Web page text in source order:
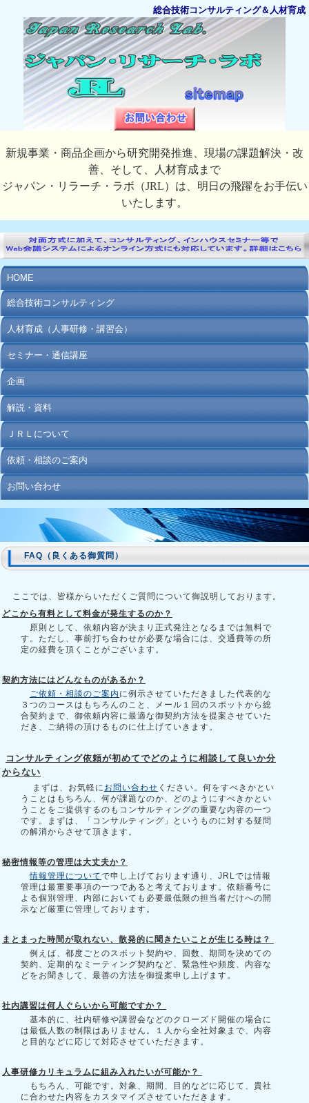
総合技術コンサルティング＆人材育成
新規事業・商品企画から研究開発推進、現場の課題解決・改
善、そして、人材育成まで
ジャパン・リラーチ・ラボ（JRL）は、明日の飛躍をお手伝い
いたします。
HOME
総合技術コンサルティング
人材育成（人事研修・講習会）
セミナー・通信講座
企画
解説・資料
ＪＲＬについて
依頼・相談のご案内
お問い合わせ
FAQ（良くある御質問）
ここでは、皆様からいただくご質問について御説明しております。
どこから有料として料金が発生するのか？
原則として、依頼内容が決まり正式発注となるまでは無料で
す。ただし、事前打ち合わせが必要な場合には、交通費等の所
定の経費を頂くことがございます。
契約方法にはどんなものがあるか？
ご依頼・相談のご案内 に例示させていただきました代表的な
３つのコースはもちろんのこと、メール１回のスポットから総
合契約まで、御依頼内容に最適な御契約方法を提案させていた
だき、ご納得の頂けるものに仕上げていきます。
コンサルティング依頼が初めてでどのように相談して良いか分
からない
まずは、お気軽に お問い合わせ ください。何をすべきかとい
うことはもちろん、何が課題なのか、どのようにすべきかとい
うことをご提供するのもコンサルティングの重要な内容の一つ
です。まずは、「コンサルティング」というものに対する疑問
の解消からさせて頂きます。
秘密情報等の管理は大丈夫か？
情報管理についてで申し上げております通り、JRLでは情報
管理は最重要事項の一つであると考えております。依頼番号に
よる個別管理、内部においても必要最低限の担当者だけへの開
示など厳重に管理しております。
まとまった時間が取れない、散発的に聞きたいことが生じる時は？
例えば、都度ごとのスポット契約や、回数、期間を決めての
契約、定期的なミーティング契約など、緊急性や頻度、内容な
どをお聞きして、最善の方法を御提案申し上げます。
社内講習は何人ぐらいから可能ですか？
基本的に、社内研修や講習会などのクローズド開催の場合に
は最低人数の制限はありません。１人から全社対象まで、内容
と目的などに応じて対応させていただきます。
人事研修カリキュラムに組み入れたいが可能か？
もちろん、可能です。対象、期間、目的などに応じて、貴社
に合わせた内容をカスタマイズさせていただきます。